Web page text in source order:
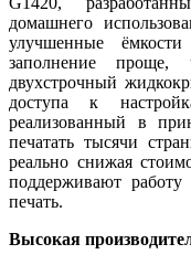
домашнего
улучшенные
заполнение
двухстрочный
доступа к
реализованный в
печатать тысячи
реально снижая
поддерживают
печать.
Высокая